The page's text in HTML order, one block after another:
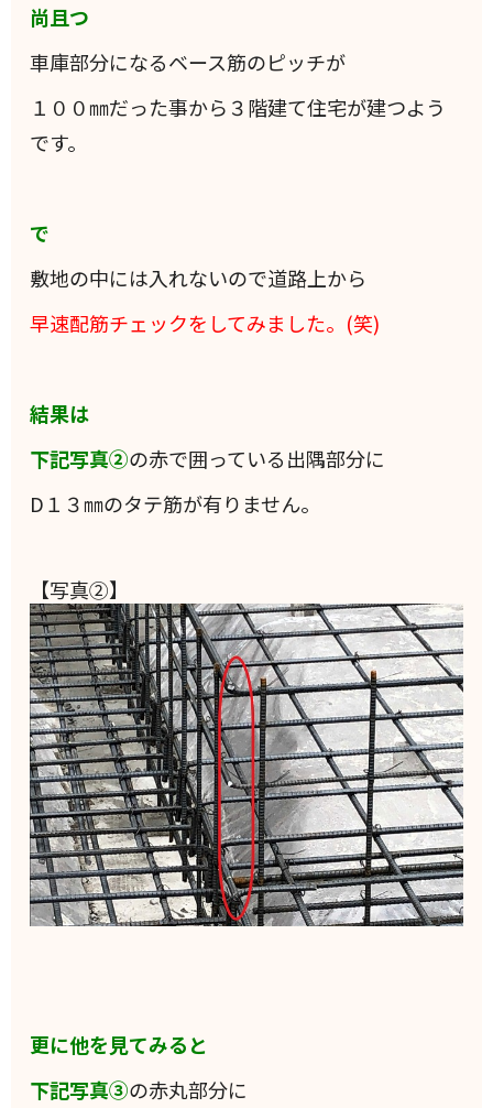
尚且つ
車庫部分になるベース筋のピッチが
１００㎜だった事から３階建て住宅が建つよう
です。
で
敷地の中には入れないので道路上から
早速配筋チェックをしてみました。(笑)
結果は
下記写真②の赤で囲っている出隅部分に
D１３㎜のタテ筋が有りません。
【写真②】
更に他を見てみると
下記写真③の赤丸部分に